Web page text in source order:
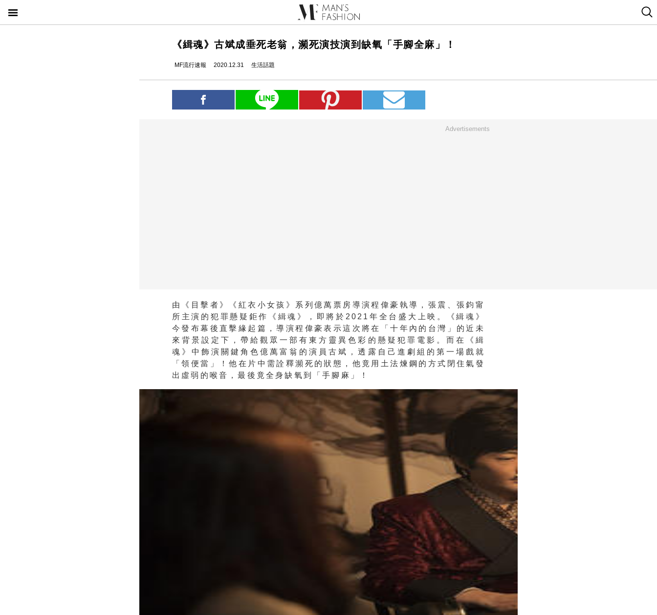
《緝魂》古斌成垂死老翁，瀕死演技演到缺氧「手腳全麻」！
MF流行速報 2020.12.31 生活話題
Advertisements
由《目擊者》《紅衣小女孩》系列億萬票房導演程偉豪執導，張震、張鈞甯
所主演的犯罪懸疑鉅作《緝魂》，即將於2021年全台盛大上映。《緝魂》
今發布幕後直擊緣起篇，導演程偉豪表示這次將在「十年內的台灣」的近未
來背景設定下，帶給觀眾一部有東方靈異色彩的懸疑犯罪電影。而在《緝
魂》中飾演關鍵角色億萬富翁的演員古斌，透露自己進劇組的第一場戲就
「領便當」！他在片中需詮釋瀕死的狀態，他竟用土法煉鋼的方式閉住氣發
出虛弱的喉音，最後竟全身缺氧到「手腳麻」！